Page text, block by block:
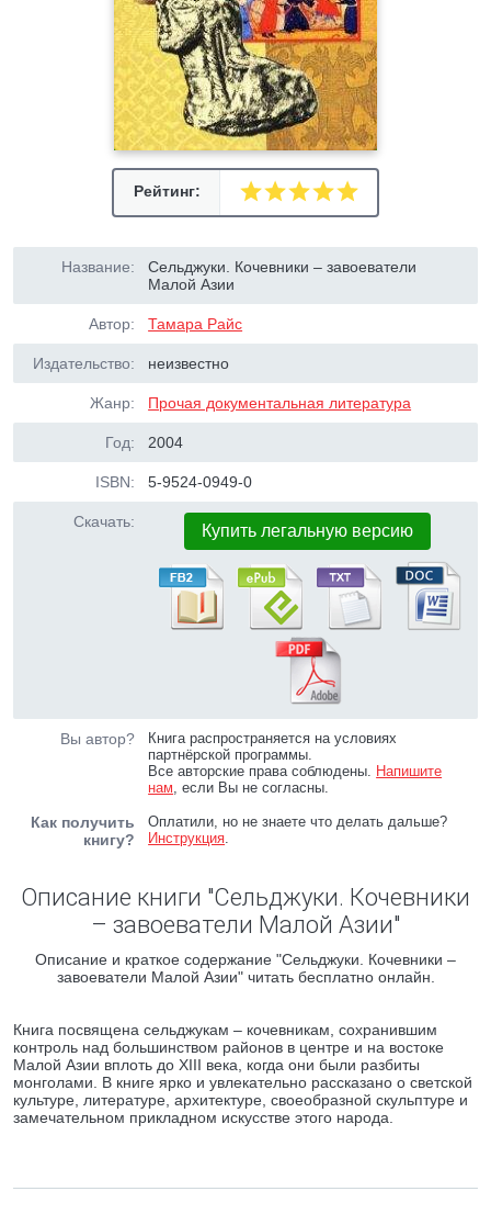
Рейтинг:
Название:
Сельджуки. Кочевники – завоеватели
Малой Азии
Автор: Тамара Райс
Издательство: неизвестно
Жанр: Прочая документальная литература
Год: 2004
ISBN: 5-9524-0949-0
Скачать: Купить легальную версию
Вы автор?
Книга распространяется на условиях
партнёрской программы.
Все авторские права соблюдены. Напишите
нам, если Вы не согласны.
Как получить
книгу?
Оплатили, но не знаете что делать дальше?
Инструкция.
Описание книги "Сельджуки. Кочевники
– завоеватели Малой Азии"
Описание и краткое содержание "Сельджуки. Кочевники –
завоеватели Малой Азии" читать бесплатно онлайн.
Книга посвящена сельджукам – кочевникам, сохранившим
контроль над большинством районов в центре и на востоке
Малой Азии вплоть до XIII века, когда они были разбиты
монголами. В книге ярко и увлекательно рассказано о светской
культуре, литературе, архитектуре, своеобразной скульптуре и
замечательном прикладном искусстве этого народа.